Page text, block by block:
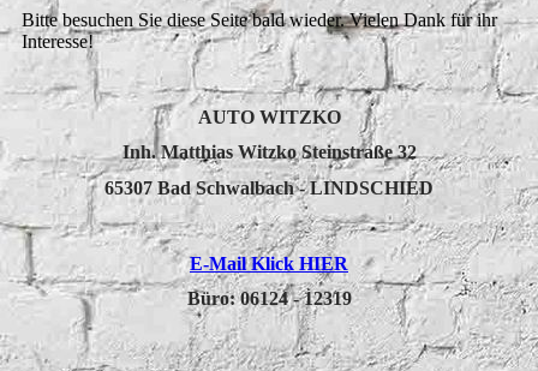
Bitte besuchen Sie diese Seite bald wieder. Vielen Dank für ihr
Interesse!
AUTO WITZKO
Inh. Matthias Witzko Steinstraße 32
65307 Bad Schwalbach - LINDSCHIED
E-Mail Klick HIER
Büro:06124 - 12319